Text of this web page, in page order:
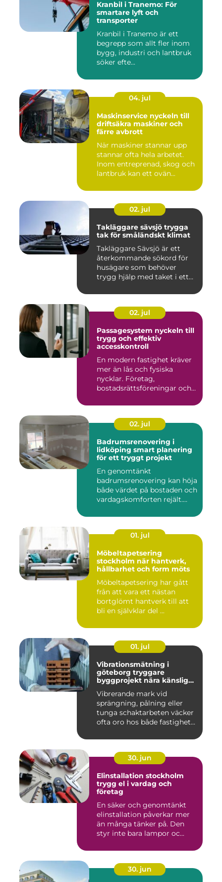
Kranbil i Tranemo: För
smartare lyft och
transporter
Kranbil i Tranemo är ett
begrepp som allt fler inom
bygg, industri och lantbruk
söker efte...
04. jul
Maskinservice nyckeln till
driftsäkra maskiner och
färre avbrott
När maskiner stannar upp
stannar ofta hela arbetet.
Inom entreprenad, skog och
lantbruk kan ett ovän...
02. jul
Takläggare sävsjö trygga
tak för småländskt klimat
Takläggare Sävsjö är ett
återkommande sökord för
husägare som behöver
trygg hjälp med taket i ett
02. jul
Passagesystem nyckeln till
trygg och effektiv
accesskontroll
En modern fastighet kräver
mer än lås och fysiska
nycklar. Företag,
bostadsrättsföreningar och
02. jul
Badrumsrenovering i
lidköping smart planering
för ett tryggt projekt
En genomtänkt
badrumsrenovering kan höja
både värdet på bostaden och
vardagskomforten rejält.
01. jul
Möbeltapetsering
stockholm när hantverk,
hållbarhet och form möts
Möbeltapetsering har gått
från att vara ett nästan
bortglömt hantverk till att
bli en självklar del ...
01. jul
Vibrationsmätning i
göteborg tryggare
byggprojekt nära känsliga
Vibrerande mark vid
sprängning, pålning eller
tunga schaktarbeten väcker
ofta oro hos både fastighet...
30. jun
Elinstallation stockholm
trygg el i vardag och
företag
En säker och genomtänkt
elinstallation påverkar mer
än många tänker på. Den
styr inte bara lampor oc...
30. jun